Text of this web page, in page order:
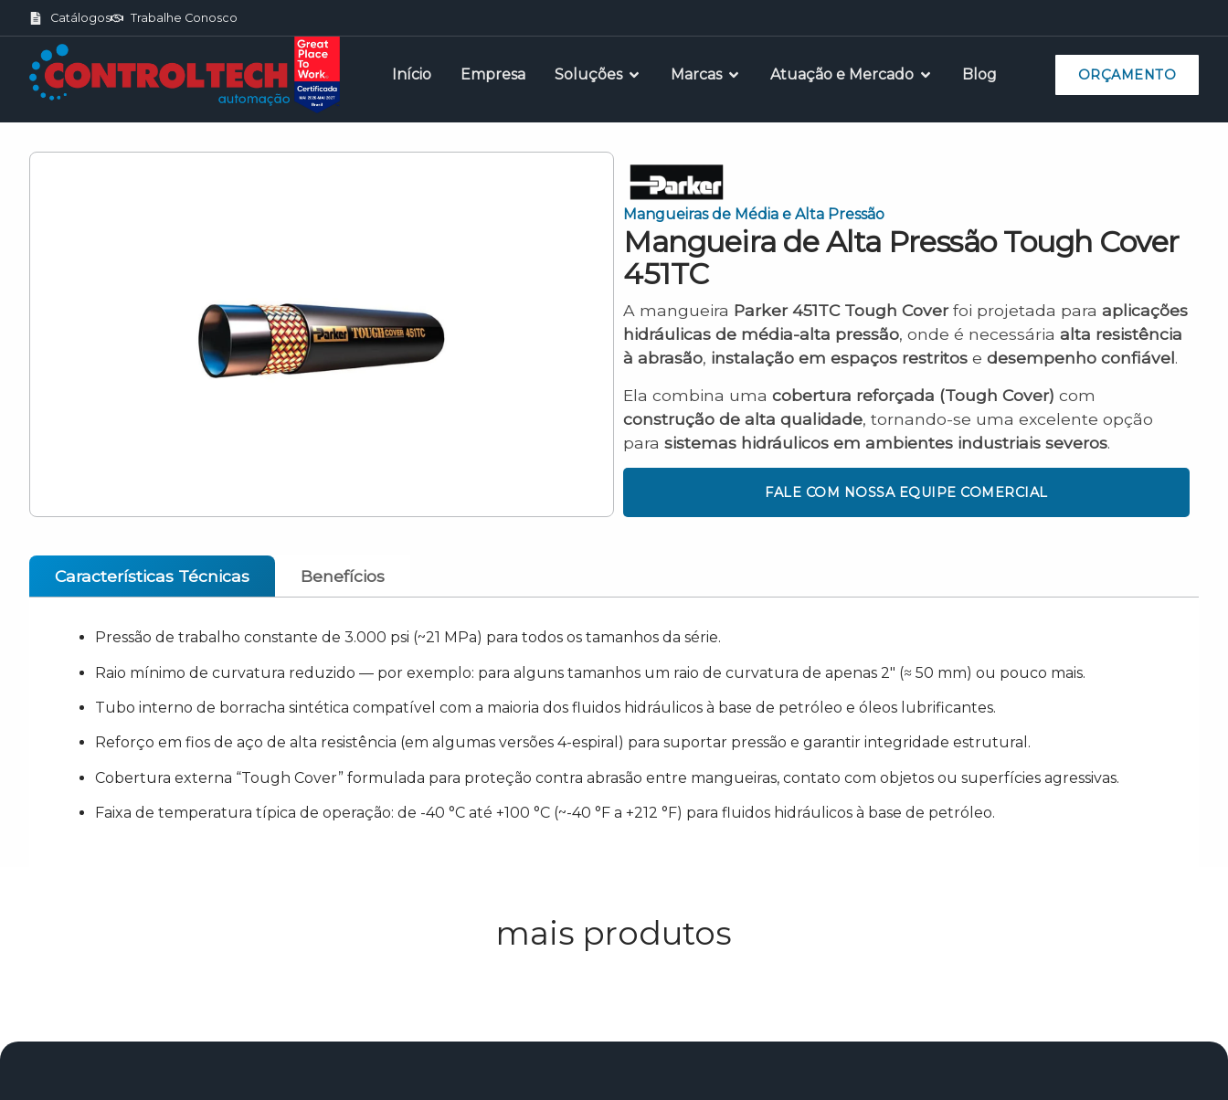
Catálogos Trabalhe Conosco
Início Empresa Soluções Marcas Atuação e Mercado Blog ORÇAMENTO
Mangueiras de Média e Alta Pressão
Mangueira de Alta Pressão Tough Cover
451TC
A mangueira Parker 451TC Tough Coverfoi projetada para aplicações
hidráulicas de média-alta pressão, onde é necessária alta resistência
à abrasão, instalação em espaços restritos e desempenho confiável.
Ela combina uma cobertura reforçada (Tough Cover) com
construção de alta qualidade, tornando-se uma excelente opção
para sistemas hidráulicos em ambientes industriais severos.
FALE COM NOSSA EQUIPE COMERCIAL
Características Técnicas Benefícios
Pressão de trabalho constante de 3.000 psi (~21 MPa) para todos os tamanhos da série.
Raio mínimo de curvatura reduzido — por exemplo: para alguns tamanhos um raio de curvatura de apenas 2″ (≈ 50 mm) ou pouco mais.
Tubo interno de borracha sintética compatível com a maioria dos fluidos hidráulicos à base de petróleo e óleos lubrificantes.
Reforço em fios de aço de alta resistência (em algumas versões 4-espiral) para suportar pressão e garantir integridade estrutural.
Cobertura externa “Tough Cover” formulada para proteção contra abrasão entre mangueiras, contato com objetos ou superfícies agressivas.
Faixa de temperatura típica de operação: de -40 °C até +100 °C (~-40 °F a +212 °F) para fluidos hidráulicos à base de petróleo.
mais produtos